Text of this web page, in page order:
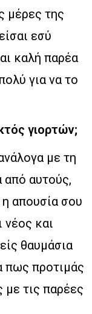
μέρες της
εσύ
καλή παρέα
για να το
γιορτών;
με τη
από αυτούς,
η απουσία σου
νέος και
θαυμάσια
πως προτιμάς
με τις παρέες